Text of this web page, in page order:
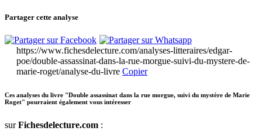
Partager cette analyse
https://www.fichesdelecture.com/analyses-litteraires/edgar-
poe/double-assassinat-dans-la-rue-morgue-suivi-du-mystere-de-
marie-roget/analyse-du-livre Copier
Ces analyses du livre "Double assassinat dans la rue morgue, suivi du mystère de Marie
Roget" pourraient également vous intéresser
surFichesdelecture.com :